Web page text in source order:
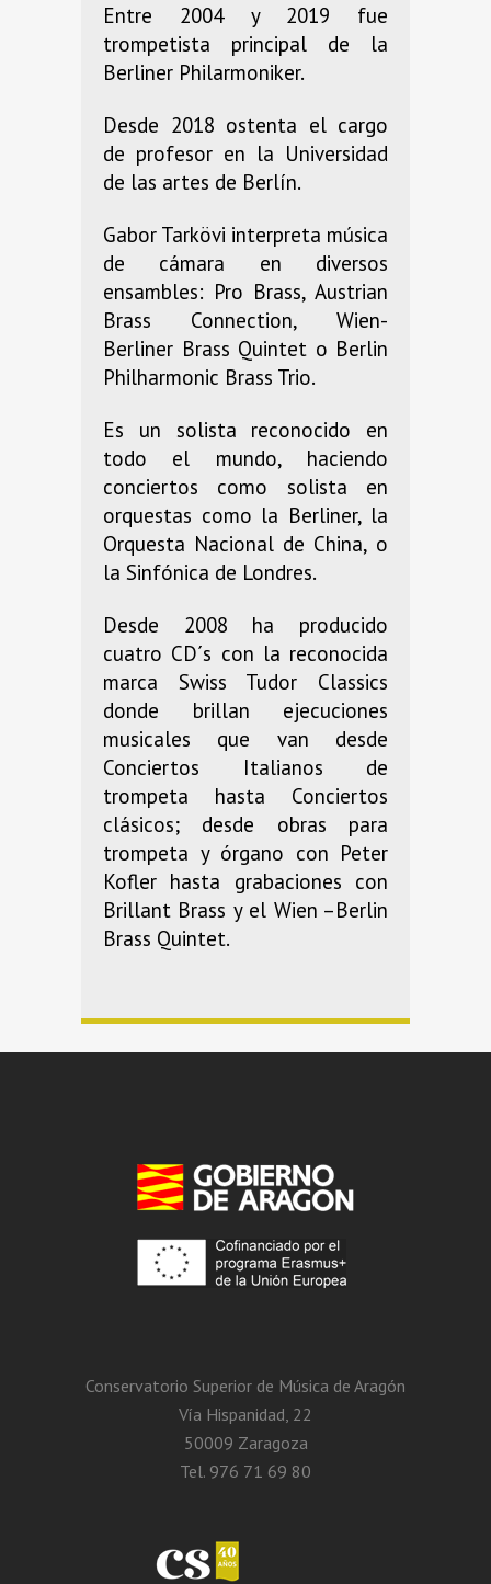
Entre 2004 y 2019 fue
trompetista principal de la
Berliner Philarmoniker.
Desde 2018 ostenta el cargo
de profesor en la Universidad
de las artes de Berlín.
Gabor Tarkövi interpreta música
de cámara en diversos
ensambles: Pro Brass, Austrian
Brass Connection, Wien-
Berliner Brass Quintet o Berlin
Philharmonic Brass Trio.
Es un solista reconocido en
todo el mundo, haciendo
conciertos como solista en
orquestas como la Berliner, la
Orquesta Nacional de China, o
la Sinfónica de Londres.
Desde 2008 ha producido
cuatro CD´s con la reconocida
marca Swiss Tudor Classics
donde brillan ejecuciones
musicales que van desde
Conciertos Italianos de
trompeta hasta Conciertos
clásicos; desde obras para
trompeta y órgano con Peter
Kofler hasta grabaciones con
Brillant Brass y el Wien –Berlin
Brass Quintet.
Conservatorio Superior de Música de Aragón
Vía Hispanidad, 22
50009 Zaragoza
Tel. 976 71 69 80